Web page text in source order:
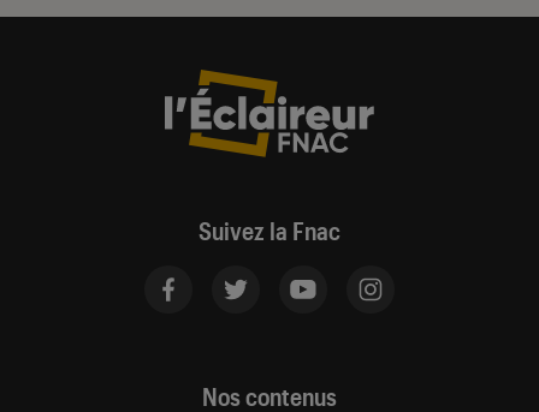
Suivez la Fnac
Nos contenus